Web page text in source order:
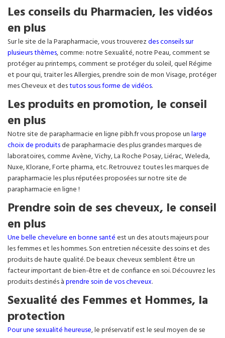
Les conseils du Pharmacien, les vidéos
en plus
Sur le site de la Parapharmacie, vous trouverezdes conseils sur
plusieurs thèmes, comme: notre Sexualité, notre Peau, comment se
protéger au printemps, comment se protéger du soleil, quel Régime
et pour qui, traiter les Allergies, prendre soin de mon Visage, protéger
mes Cheveux et destutos sous forme de vidéos.
Les produits en promotion, le conseil
en plus
Notre site de parapharmacie en ligne pibh.fr vous propose unlarge
choix de produitsde parapharmacie des plus grandes marques de
laboratoires, comme Avène, Vichy, La Roche Posay, Liérac, Weleda,
Nuxe, Klorane, Forte pharma, etc. Retrouvez toutes les marques de
parapharmacie les plus réputées proposées sur notre site de
parapharmacie en ligne !
Prendre soin de ses cheveux, le conseil
en plus
Une belle chevelure en bonne santéest un des atouts majeurs pour
les femmes et les hommes. Son entretien nécessite des soins et des
produits de haute qualité. De beaux cheveux semblent être un
facteur important de bien-être et de confiance en soi. Découvrez les
produits destinés àprendre soin de vos cheveux.
Sexualité des Femmes et Hommes, la
protection
Pour une sexualité heureuse, le préservatif est le seul moyen de se